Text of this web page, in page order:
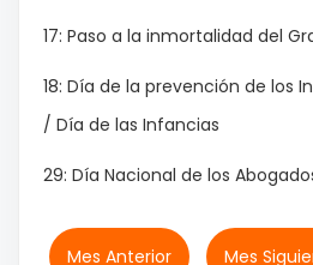
17: Paso a la inmortalidad del
18: Día de la prevención de los
/ Día de las Infancias
29: Día Nacional de los
Mes Anterior Mes